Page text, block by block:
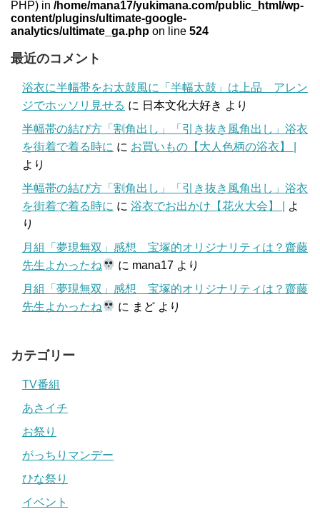
PHP) in /home/mana17/yukimana.com/public_html/wp-
content/plugins/ultimate-google-
analytics/ultimate_ga.php on line 524
最近のコメント
浴衣に半幅帯をお太鼓風に「半幅太鼓」は上品 アレン
ジでホッソリ見せる に 日本文化大好き より
半幅帯の結び方「割角出し」「引き抜き風角出し」浴衣
を街着で着る時に に お買いもの【大人色柄の浴衣】 |
より
半幅帯の結び方「割角出し」「引き抜き風角出し」浴衣
を街着で着る時に に 浴衣でお出かけ【花火大会】 |
よ
り
月組「夢現無双」感想 宝塚的オリジナリティは？齋藤
先生よかったね
に mana17 より
月組「夢現無双」感想 宝塚的オリジナリティは？齋藤
先生よかったね
に まど より
カテゴリー
TV番組
あさイチ
お祭り
がっちりマンデー
ひな祭り
イベント